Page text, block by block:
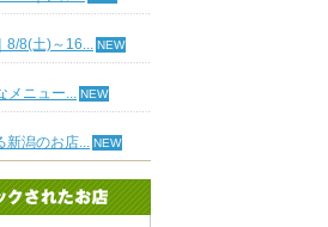
8/8(土)～16...
メニュー...
新潟のお店...